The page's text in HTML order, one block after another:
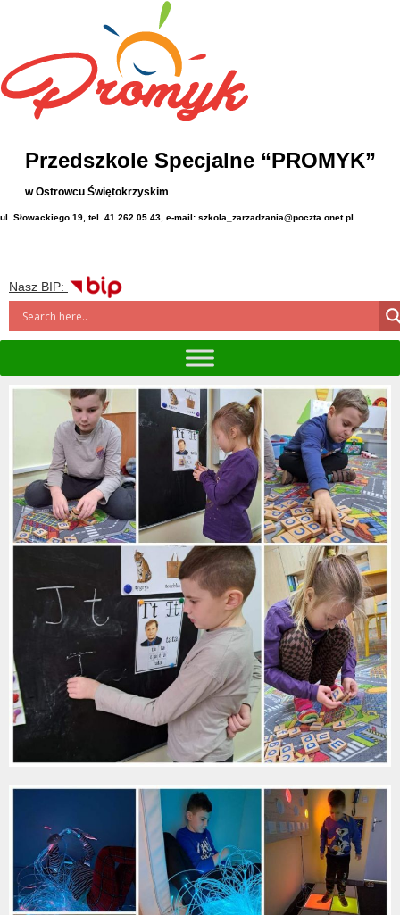
Przedszkole Specjalne “PROMYK”
w Ostrowcu Świętokrzyskim
ul. Słowackiego 19, tel. 41 262 05 43, e-mail: szkola_zarzadzania@poczta.onet.pl
Nasz BIP: